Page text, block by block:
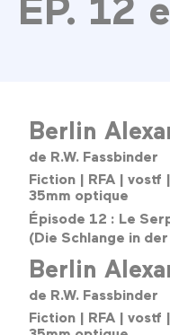
Berlin
de R.W. Fassbinder
Fiction | RFA |
35mm optique
Épisode 12 : Le
(Die Schlange in
Berlin
de R.W. Fassbinder
Fiction | RFA |